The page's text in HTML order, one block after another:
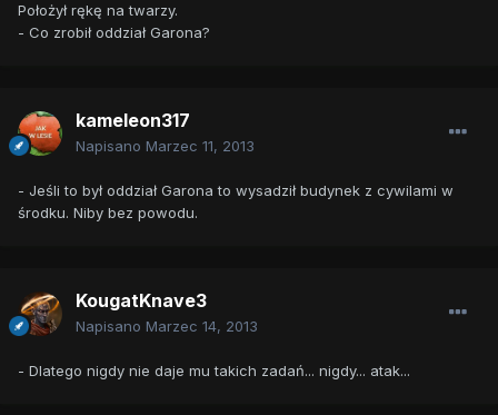
Położył rękę na twarzy.
- Co zrobił oddział Garona?
kameleon317
Napisano Marzec 11, 2013
- Jeśli to był oddział Garona to wysadził budynek z cywilami w
środku. Niby bez powodu.
KougatKnave3
Napisano Marzec 14, 2013
- Dlatego nigdy nie daje mu takich zadań... nigdy... atak...